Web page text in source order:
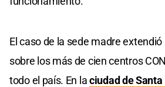
El caso de la sede madre
sobre los más de cien centros
todo el país. En laciudad de Santa